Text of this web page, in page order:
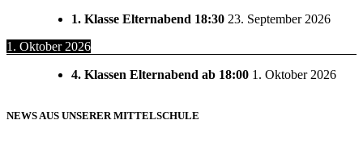
1. Klasse Elternabend 18:30 23. September 2026
1. Oktober 2026
4. Klassen Elternabend ab 18:00 1. Oktober 2026
NEWS AUS UNSERER MITTELSCHULE